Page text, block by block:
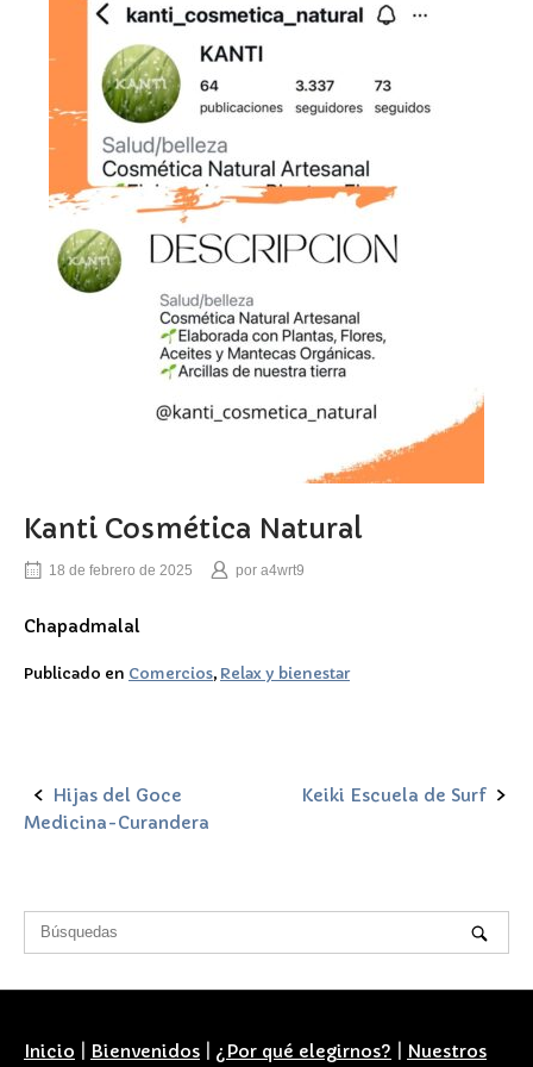
Kanti Cosmética Natural
18 de febrero de 2025 por a4wrt9
Chapadmalal
Publicado en Comercios, Relax y bienestar
Navegación
entrada
Hijas del Goce
Medicina-Curandera
Keiki Escuela de Surf
Inicio Bienvenidos ¿Por qué elegirnos? Nuestros